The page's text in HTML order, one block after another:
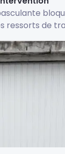
ressorts de
de